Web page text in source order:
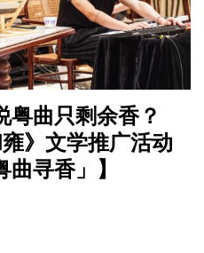
粤曲只剩余香？
》文学推广活动
寻香」】